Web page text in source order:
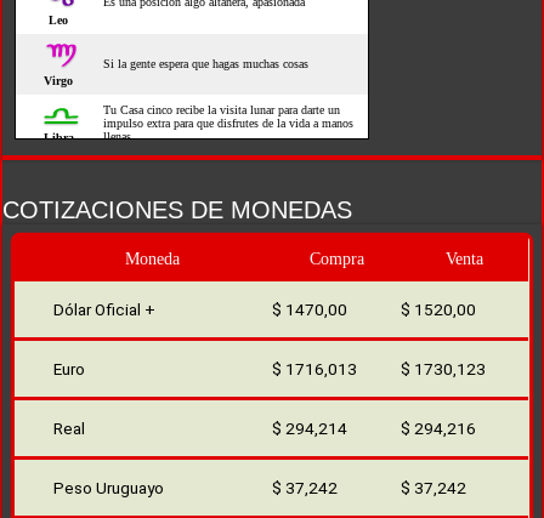
COTIZACIONES DE MONEDAS
Moneda Compra Venta
Dólar Oficial + $ 1470,00 $ 1520,00
Euro $ 1716,013 $ 1730,123
Real $ 294,214 $ 294,216
Peso Uruguayo $ 37,242 $ 37,242